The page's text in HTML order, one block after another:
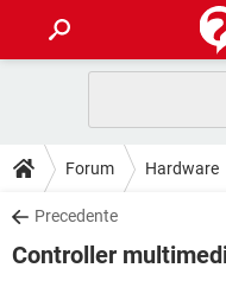
INTRATTENIMENTO
iOS
INSTAGRAM
GUIDE
COVID-19
DOWNLOAD
COVID-19
Forum Hardware
Precedente
Controller